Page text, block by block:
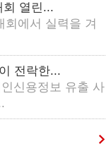
회 열린...
회에서 실력을 겨
전락한...
신용정보 유출 사